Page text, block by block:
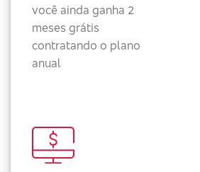
você ainda ganha 2
meses grátis
contratando o plano
anual